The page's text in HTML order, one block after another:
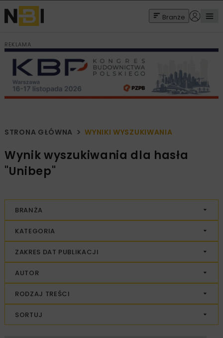
Branże
REKLAMA
STRONA GŁÓWNA WYNIKI WYSZUKIWANIA
Wynik wyszukiwania dla hasła
"Unibep"
BRANŻA
KATEGORIA
ZAKRES DAT PUBLIKACJI
AUTOR
RODZAJ TREŚCI
SORTUJ